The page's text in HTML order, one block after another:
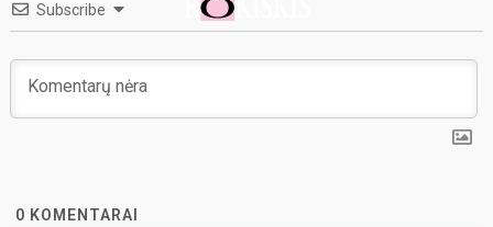
Subscribe
0 KOMENTARAI